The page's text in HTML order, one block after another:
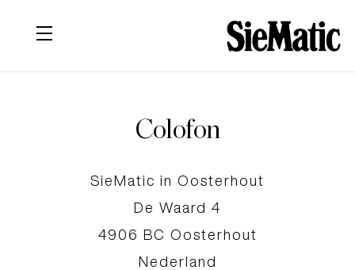
Colofon
SieMatic in Oosterhout
De Waard 4
4906 BC Oosterhout
Nederland